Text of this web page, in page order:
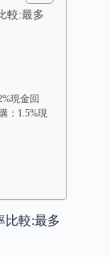
較:最多
現金回
：1.5%現
比較:最多